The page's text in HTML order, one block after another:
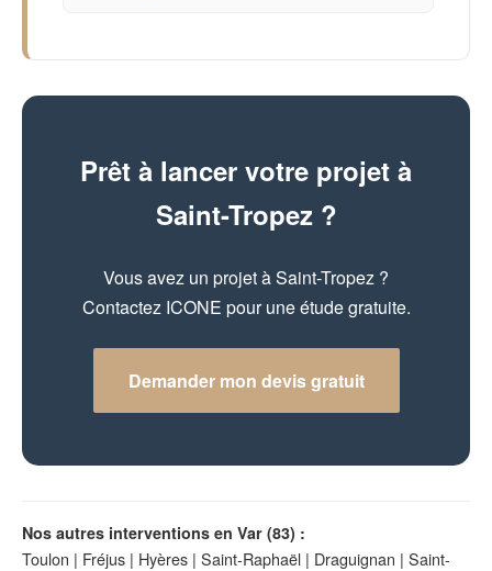
Prêt à lancer votre projet à
Saint-Tropez ?
Vous avez un projet à Saint-Tropez ?
Contactez ICONE pour une étude gratuite.
Demander mon devis gratuit
Nos autres interventions en Var (83) :
Toulon | Fréjus | Hyères | Saint-Raphaël | Draguignan | Saint-